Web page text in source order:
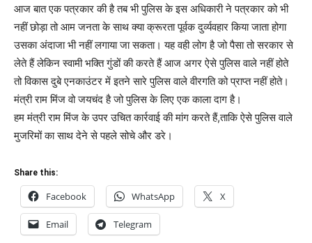
आज बात एक पत्रकार की है तब भी पुलिस के इस अधिकारी ने पत्रकार को भी
नहीं छोड़ा तो आम जनता के साथ क्या क्रूरता पूर्वक दुर्व्यवहार किया जाता होगा
उसका अंदाजा भी नहीं लगाया जा सकता। यह वही लोग है जो पैसा तो सरकार से
लेते हैं लेकिन स्वामी भक्ति गुंडों की करते हैं आज अगर ऐसे पुलिस वाले नहीं होते
तो विकास दुबे एनकाउंटर में इतने सारे पुलिस वाले वीरगति को प्राप्त नहीं होते।
मंत्री राम मिंज वो जयचंद है जो पुलिस के लिए एक काला दाग है।
हम मंत्री राम मिंज के उपर उचित कार्रवाई की मांग करते हैं,ताकि ऐसे पुलिस वाले
मुजरिमों का साथ देने से पहले सोचे और डरे।
Share this:
Facebook WhatsApp X
Email Telegram